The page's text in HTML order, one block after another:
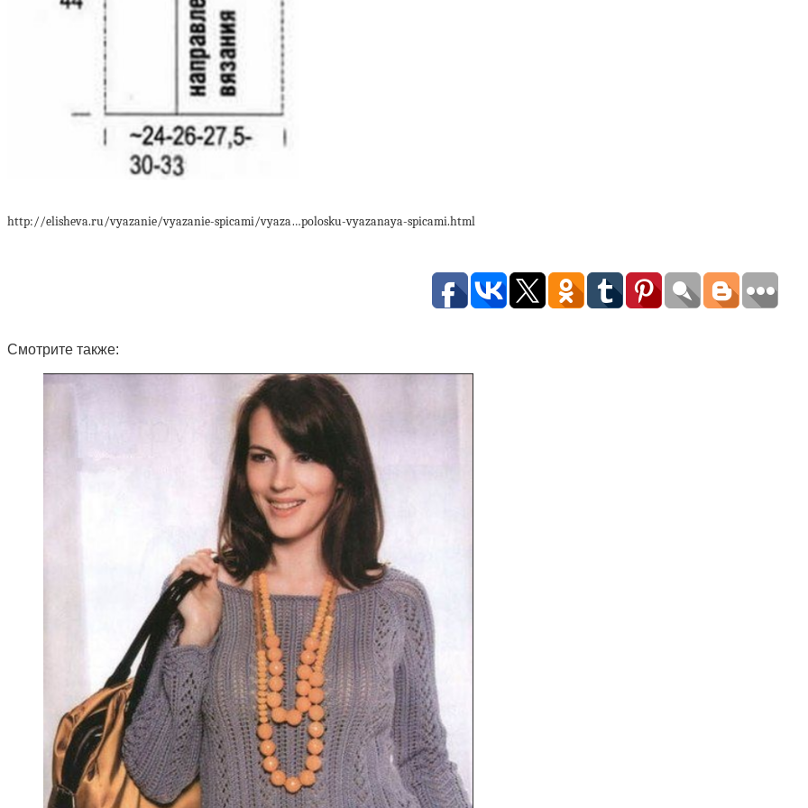
http://elisheva.ru/vyazanie/vyazanie-spicami/vyaza…polosku-vyazanaya-spicami.html
Смотрите также: